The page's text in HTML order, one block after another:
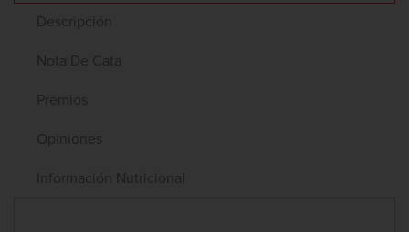
Descripción
Nota De Cata
Premios
Opiniones
Información Nutricional